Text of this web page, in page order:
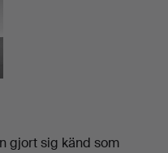
gjort sig känd som